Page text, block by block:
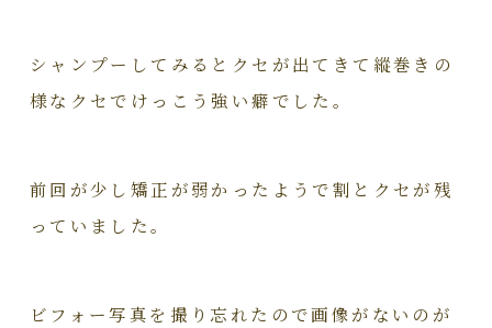
シャンプーしてみるとクセが出てきて縱巻きの
様なクセでけっこう強い癖でした。
前回が少し矯正が弱かったようで割とクセが残
っていました。
ビフォー写真を撮り忘れたので画像がないのが